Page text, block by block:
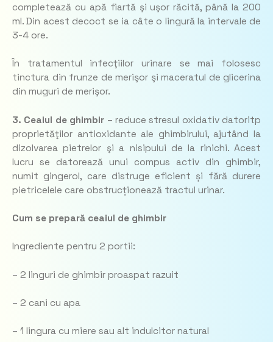
completează cu apă fiartă şi uşor răcită, până la 200
ml. Din acest decoct se ia câte o lingură la intervale de
3-4 ore.
În tratamentul infecţiilor urinare se mai folosesc
tinctura din frunze de merişor şi maceratul de glicerina
din muguri de merişor.
3. Ceaiul de ghimbir – reduce stresul oxidativ datoritp
proprietăţilor antioxidante ale ghimbirului, ajutând la
dizolvarea pietrelor şi a nisipului de la rinichi. Acest
lucru se datorează unui compus activ din ghimbir,
numit gingerol, care distruge eficient și fără durere
pietricelele care obstrucționează tractul urinar.
Cum se prepară ceaiul de ghimbir
Ingrediente pentru 2 portii:
– 2 linguri de ghimbir proaspat razuit
– 2 cani cu apa
– 1 lingura cu miere sau alt indulcitor natural